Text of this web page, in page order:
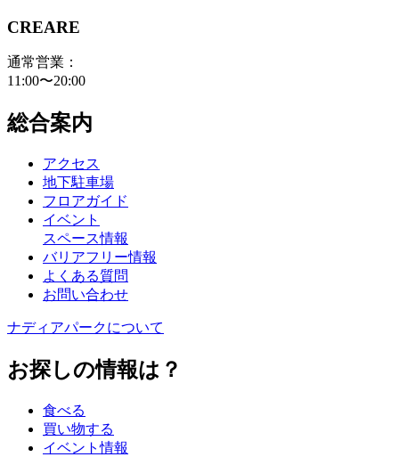
CREARE
通常営業：
11:00〜20:00
総合案内
アクセス
地下駐車場
フロアガイド
イベント
スペース情報
バリアフリー情報
よくある質問
お問い合わせ
ナディアパークについて
お探しの情報は？
食べる
買い物する
イベント情報